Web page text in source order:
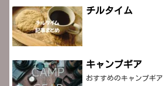
チルタイム
キャンプギア
おすすめのキャンプギア